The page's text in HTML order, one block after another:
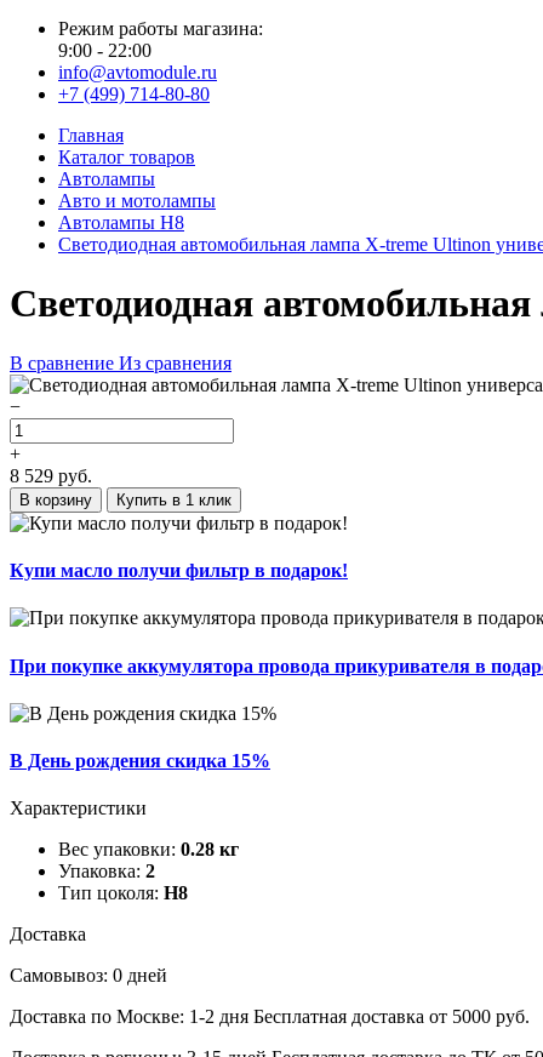
Режим работы магазина:
9:00 - 22:00
info@avtomodule.ru
+7 (499) 714-80-80
Главная
Каталог товаров
Автолампы
Авто и мотолампы
Автолампы H8
Светодиодная автомобильная лампа X-treme Ultinon
Светодиодная
В сравнение Из сравнения
−
+
8 529 руб.
В корзину Купить в 1 клик
Купи масло получи фильтр в подарок!
При покупке аккумулятора провода прикуривателя в
В День рождения скидка 15%
Характеристики
Вес упаковки: 0.28 кг
Упаковка: 2
Тип цоколя: H8
Доставка
Самовывоз: 0 дней
Доставка по Москве: 1-2 дня Бесплатная доставка от 5000 руб.